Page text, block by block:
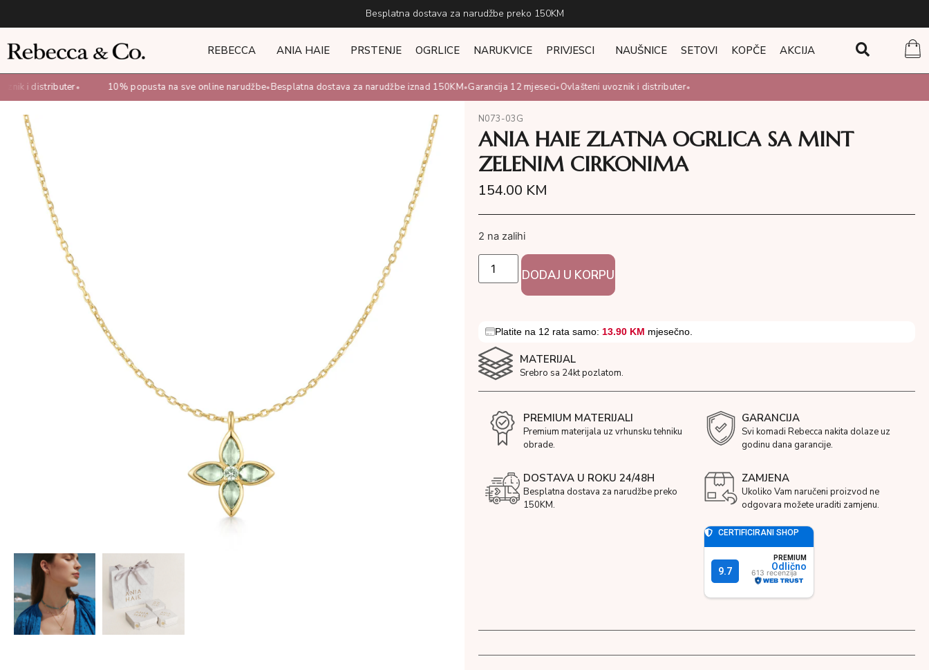
Besplatna dostava za narudžbe preko 150KM
REBECCA ANIA HAIE PRSTENJE OGRLICE NARUKVICE PRIVJESCI NAUŠNICE SETOVI KOPČE AKCIJA
i distributer• 10% popusta na sve online narudžbe•Besplatna dostava za narudžbe iznad 150KM•Garancija 12 mjeseci•Ovlašteni uvoznik i distributer•
N073-03G
ANIA HAIE ZLATNA OGRLICA SA MINT
ZELENIM CIRKONIMA
154.00 KM
2 na zalihi
DODAJ U KORPU
Platite na 12 rata samo: 13.90 KM mjesečno.
MATERIJAL
Srebro sa 24kt pozlatom.
PREMIUM MATERIJALI
Premium materijala uz vrhunsku tehniku
obrade.
GARANCIJA
Svi komadi Rebecca nakita dolaze uz
godinu dana garancije.
DOSTAVA U ROKU 24/48H
Besplatna dostava za narudžbe preko
150KM.
ZAMJENA
Ukoliko Vam naručeni proizvod ne
odgovara možete uraditi zamjenu.